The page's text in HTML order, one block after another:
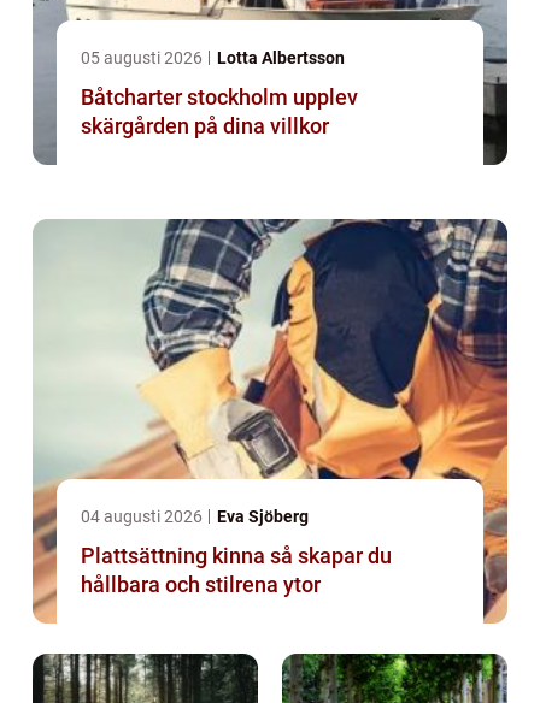
05 augusti 2026 Lotta Albertsson
Båtcharter stockholm upplev
skärgården på dina villkor
04 augusti 2026 Eva Sjöberg
Plattsättning kinna så skapar du
hållbara och stilrena ytor